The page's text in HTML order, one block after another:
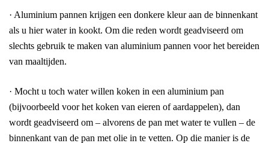
· Aluminium pannen krijgen een donkere kleur aan de binnenkant
als u hier water in kookt. Om die reden wordt geadviseerd om
slechts gebruik te maken van aluminium pannen voor het bereiden
van maaltijden.
· Mocht u toch water willen koken in een aluminium pan
(bijvoorbeeld voor het koken van eieren of aardappelen), dan
wordt geadviseerd om – alvorens de pan met water te vullen – de
binnenkant van de pan met olie in te vetten. Op die manier is de